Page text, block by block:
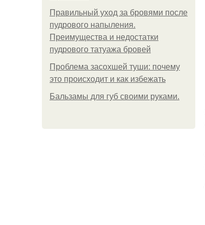
Правильный уход за бровями после
пудрового напыления.
Преимущества и недостатки
пудрового татуажа бровей
Проблема засохшей туши: почему
это происходит и как избежать
Бальзамы для губ своими руками.